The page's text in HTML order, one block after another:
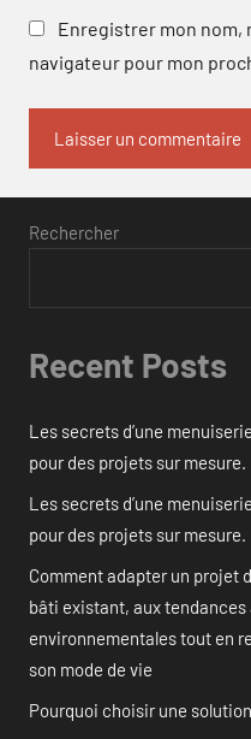
Enregistrer mon nom,
navigateur pour mon
Rechercher
Recent Posts
Les secrets d’une
pour des projets sur mesure.
Les secrets d’une
pour des projets sur mesure.
Comment adapter un projet
bâti existant, aux
environnementales tout en
son mode de vie
Pourquoi choisir une